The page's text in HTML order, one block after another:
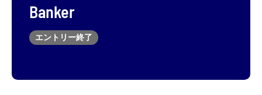
Banker
エントリー終了